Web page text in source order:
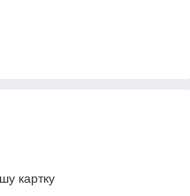
картку